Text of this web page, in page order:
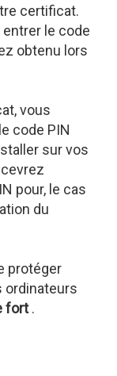
certificat.
le code
obtenu lors
vous
code PIN
sur vos
pour, le cas
du
protéger
ordinateurs
fort.